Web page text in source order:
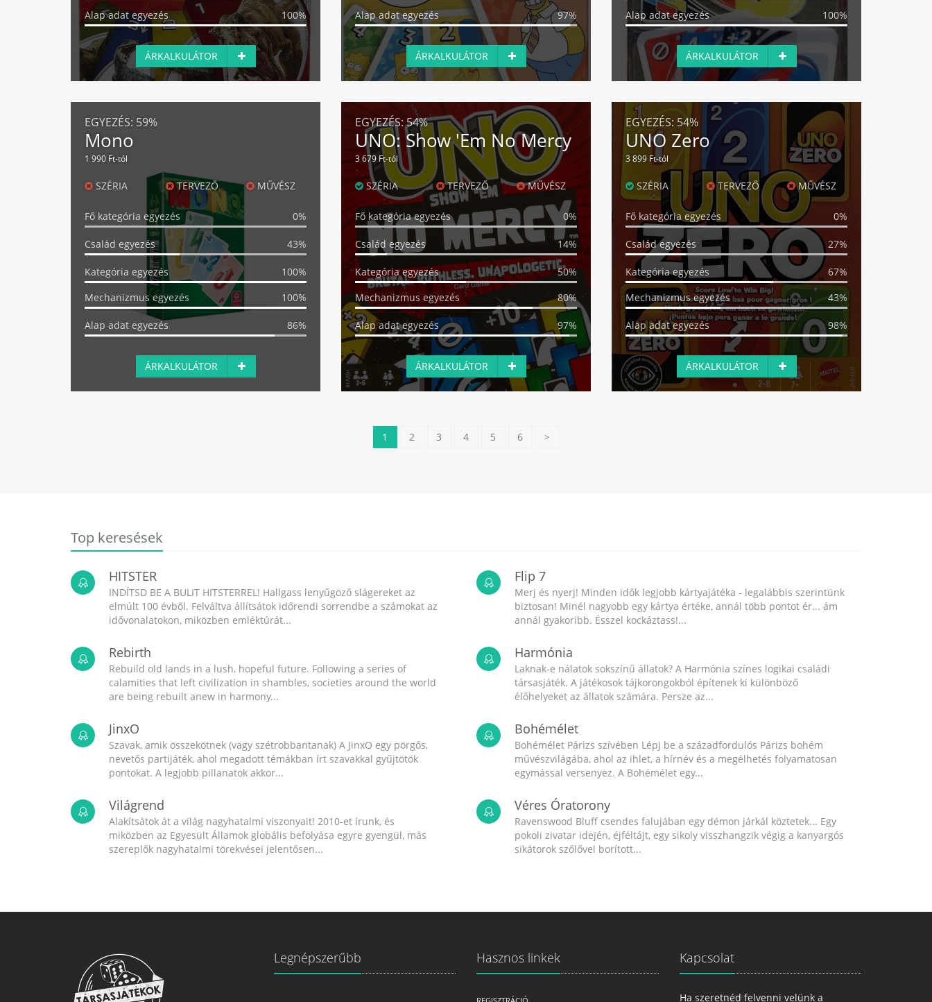
Alap adat egyezés 100%
ÁRKALKULÁTOR
Alap adat egyezés 97%
ÁRKALKULÁTOR
Alap adat egyezés 100%
ÁRKALKULÁTOR
EGYEZÉS: 59%
Mono
1 990 Ft-tól
SZÉRIA TERVEZŐ MŰVÉSZ
Fő kategória egyezés 0%
Család egyezés 43%
Kategória egyezés
100%
Mechanizmus egyezés
100%
Alap adat egyezés 86%
ÁRKALKULÁTOR
EGYEZÉS:54%
UNO: Show 'Em No Mercy
3 679 Ft-tól
SZÉRIA TERVEZŐ MŰVÉSZ
Fő kategória egyezés 0%
Család egyezés 14%
Kategória egyezés
50%
Mechanizmus egyezés
80%
Alap adat egyezés 97%
ÁRKALKULÁTOR
EGYEZÉS: 54%
UNO Zero
3 899 Ft-tól
SZÉRIA TERVEZŐ MŰVÉSZ
Fő kategória egyezés 0%
Család egyezés 27%
Kategória egyezés
67%
Mechanizmus egyezés
43%
Alap adat egyezés 98%
ÁRKALKULÁTOR
1 2 3 4 5 6 >
Top keresések
HITSTER
INDÍTSD BE A BULIT HITSTERREL! Hallgass lenyűgöző slágereket az
elmúlt 100 évből. Felváltva állítsátok időrendi sorrendbe a számokat az
idővonalatokon, miközben emléktúrát...
Rebirth
Rebuild old lands in a lush, hopeful future. Following a series of
calamities that left civilization in shambles, societies around the world
are being rebuilt anew in harmony...
JinxO
Szavak, amik összekötnek (vagy szétrobbantanak) A JinxO egy pörgős,
nevetős partijáték, ahol megadott témákban írt szavakkal gyűjtötök
pontokat. A legjobb pillanatok akkor...
Világrend
Alakítsátok át a világ nagyhatalmi viszonyait! 2010-et írunk, és
miközben az Egyesült Államok globális befolyása egyre gyengül, más
szereplők nagyhatalmi törekvései jelentősen...
Flip 7
Merj és nyerj! Minden idők legjobb kártyajátéka - legalábbis szerintünk
biztosan! Minél nagyobb egy kártya értéke, annál több pontot ér... ám
annál gyakoribb. Ésszel kockáztass!...
Harmónia
Laknak-e nálatok sokszínű állatok? A Harmónia színes logikai családi
társasjáték. A játékosok tájkorongokból építenek ki különböző
élőhelyeket az állatok számára. Persze az...
Bohémélet
Bohémélet Párizs szívében Lépj be a századfordulós Párizs bohém
művészvilágába, ahol az ihlet, a hírnév és a megélhetés folyamatosan
egymással versenyez. A Bohémélet egy...
Véres Óratorony
Ravenswood Bluff csendes falujában egy démon járkál köztetek... Egy
pokoli zivatar idején, éjféltájt, egy sikoly visszhangzik végig a kanyargós
sikátorok szőlővel borított...
Legnépszerűbb Hasznos linkek Kapcsolat
Ha szeretnéd felvenni velünk a